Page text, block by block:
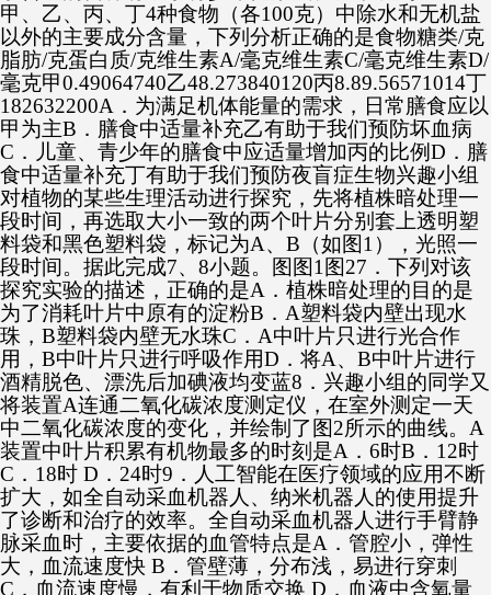
甲、乙、丙、丁4种食物（各100克）中除水和无机盐
以外的主要成分含量，下列分析正确的是食物糖类/克
脂肪/克蛋白质/克维生素A/毫克维生素C/毫克维生素D/
毫克甲0.49064740乙48.273840120丙8.89.56571014丁
182632200A．为满足机体能量的需求，日常膳食应以
甲为主B．膳食中适量补充乙有助于我们预防坏血病
C．儿童、青少年的膳食中应适量增加丙的比例D．膳
食中适量补充丁有助于我们预防夜盲症生物兴趣小组
对植物的某些生理活动进行探究，先将植株暗处理一
段时间，再选取大小一致的两个叶片分别套上透明塑
料袋和黑色塑料袋，标记为A、B（如图1），光照一
段时间。据此完成7、8小题。图图1图27．下列对该
探究实验的描述，正确的是A．植株暗处理的目的是
为了消耗叶片中原有的淀粉B．A塑料袋内壁出现水
珠，B塑料袋内壁无水珠C．A中叶片只进行光合作
用，B中叶片只进行呼吸作用D．将A、B中叶片进行
酒精脱色、漂洗后加碘液均变蓝8．兴趣小组的同学又
将装置A连通二氧化碳浓度测定仪，在室外测定一天
中二氧化碳浓度的变化，并绘制了图2所示的曲线。A
装置中叶片积累有机物最多的时刻是A．6时B．12时
C．18时 D．24时9．人工智能在医疗领域的应用不断
扩大，如全自动采血机器人、纳米机器人的使用提升
了诊断和治疗的效率。全自动采血机器人进行手臂静
脉采血时，主要依据的血管特点是A．管腔小，弹性
大，血流速度快 B．管壁薄，分布浅，易进行穿刺
C．血流速度慢，有利于物质交换 D．血液中含氧量